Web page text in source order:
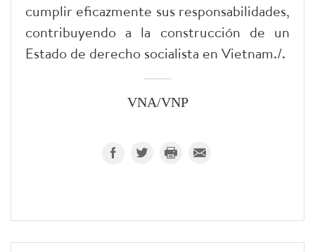
cumplir eficazmente sus responsabilidades,
contribuyendo a la construcción de un
Estado de derecho socialista en Vietnam./.
VNA/VNP